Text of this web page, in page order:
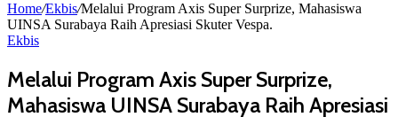
Home/Ekbis/Melalui Program Axis Super Surprize, Mahasiswa
UINSA Surabaya Raih Apresiasi Skuter Vespa.
Ekbis
Melalui Program Axis Super Surprize,
Mahasiswa UINSA Surabaya Raih Apresiasi